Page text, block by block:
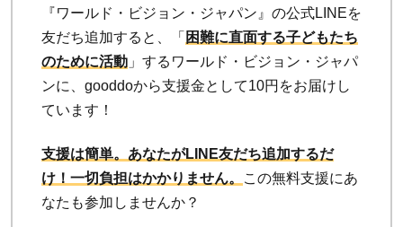
『ワールド・ビジョン・ジャパン』の公式LINEを
友だち追加すると、「 困難に直面する子どもたち
のために活動 」するワールド・ビジョン・ジャパ
ンに、gooddoから支援金として10円をお届けし
ています！
支援は簡単。あなたがLINE友だち追加するだ
け！ 一切負担はかかりません。
この無料支援にあ
なたも参加しませんか？